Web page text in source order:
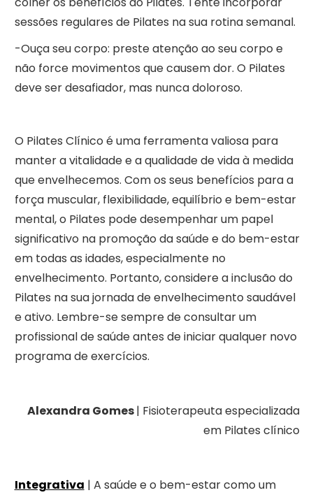
sessões regulares de Pilates na sua rotina semanal.
-Ouça seu corpo: preste atenção ao seu corpo e
não force movimentos que causem dor. O Pilates
deve ser desafiador, mas nunca doloroso.
O Pilates Clínico é uma ferramenta valiosa para
manter a vitalidade e a qualidade de vida à medida
que envelhecemos. Com os seus benefícios para a
força muscular, flexibilidade, equilíbrio e bem-estar
mental, o Pilates pode desempenhar um papel
significativo na promoção da saúde e do bem-estar
em todas as idades, especialmente no
envelhecimento. Portanto, considere a inclusão do
Pilates na sua jornada de envelhecimento saudável
e ativo. Lembre-se sempre de consultar um
profissional de saúde antes de iniciar qualquer novo
programa de exercícios.
Alexandra Gomes| Fisioterapeuta especializada
em Pilates clínico
Integrativa | A saúde e o bem-estar como um